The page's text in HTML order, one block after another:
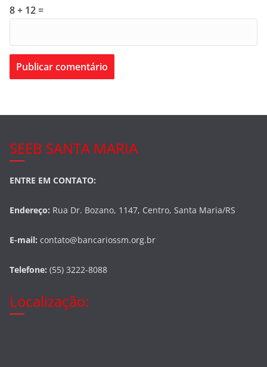
8 + 12 =
SEEB SANTA MARIA
ENTRE EM CONTATO:
Endereço: Rua Dr. Bozano, 1147, Centro, Santa Maria/RS
E-mail: contato@bancariossm.org.br
Telefone: (55) 3222-8088
Localização: